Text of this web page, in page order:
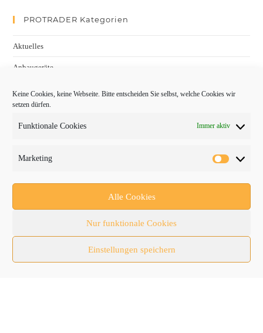
Keine Cookies, keine Webseite. Bitte entscheiden Sie selbst, welche Cookies wir
setzen dürfen.
Funktionale Cookies Immer aktiv
Marketing
Alle Cookies
Nur funktionale Cookies
Einstellungen speichern
PROTRADER Kategorien
Aktuelles
Anbaugeräte
Baumaschinen
Fachmessen
Nutzfahrzeuge
RATL 2025 | RecyclingAKTIV & TiefbauLIVE